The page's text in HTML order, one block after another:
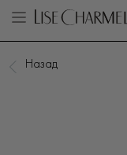
Назад